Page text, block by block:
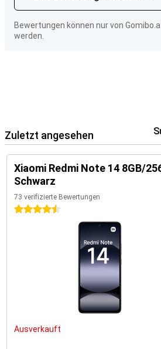
Bewertungen können nur von
werden.
Zuletzt angesehen
Xiaomi Redmi Note 14 8GB/
Schwarz
73 verifizierte Bewertungen
4.5 Sterne
Ausverkauft